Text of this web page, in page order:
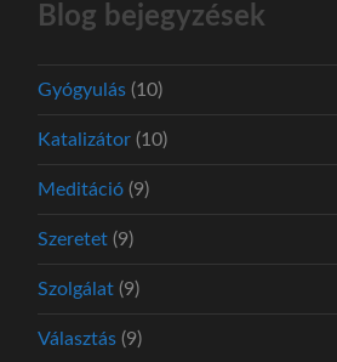
Blog bejegyzések
Gyógyulás (10)
Katalizátor (10)
Meditáció (9)
Szeretet (9)
Szolgálat (9)
Választás (9)